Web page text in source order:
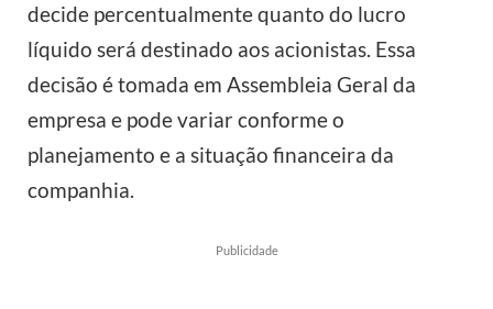
decide percentualmente quanto do lucro
líquido será destinado aos acionistas. Essa
decisão é tomada em Assembleia Geral da
empresa e pode variar conforme o
planejamento e a situação financeira da
companhia.
Publicidade